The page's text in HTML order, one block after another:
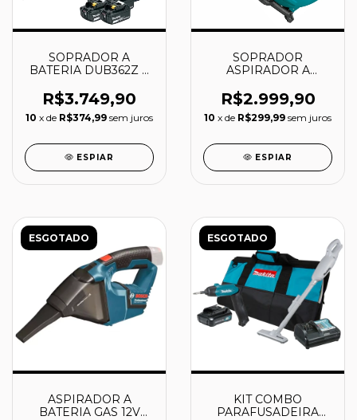
SOPRADOR A
BATERIA DUB362Z +
CARREGADOR +
MALETA - DUB362Z-
KIT - MAKITA
R$3.749,90
10 x de R$374,99 sem juros
ESPIAR
SOPRADOR
ASPIRADOR A
DUB363ZV - MAKITA
R$2.999,90
10 x de R$299,99 sem juros
ESPIAR
ESGOTADO
ASPIRADOR A
BATERIA GAS 12V
ESGOTADO
KIT COMBO
PARAFUSADEIRA